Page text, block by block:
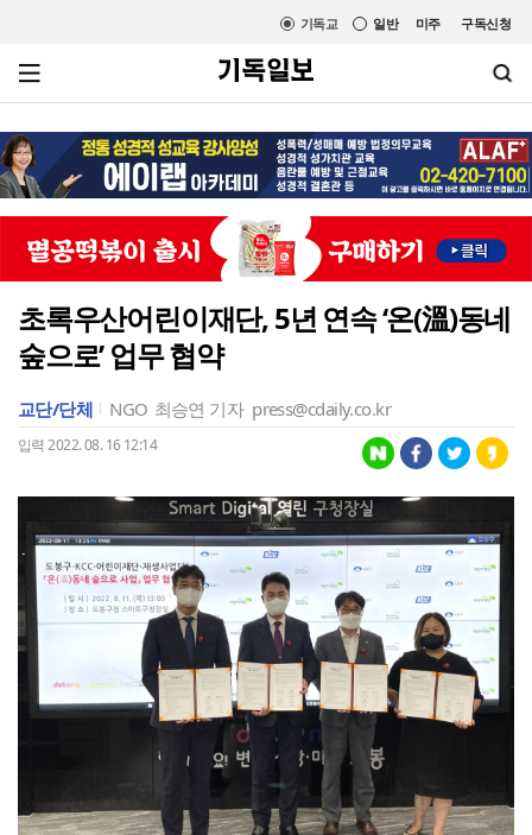
미주 구독신청
일반
기독교
초록우산어린이재단, 5년 연속 ‘온(溫)동네
숲으로’ 업무 협약
교단/단체 NGO 최승연 기자 press@cdaily.co.kr
입력 2022. 08. 16 12:14